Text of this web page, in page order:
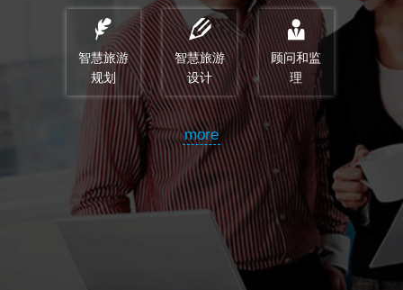
智慧旅游
规划
智慧旅游
设计
顾问和监
理
more